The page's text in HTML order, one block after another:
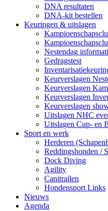
DNA resultaten
DNA-kit bestellen
Keuringen & uitslagen
Nestendag
Gedragstest
Keurverslagen
Keurverslagen
Keurverslagen
Keurverslagen
Uitslagen NHC
Uitslagen Cup- en
Sport en werk
Herderen
Reddingshonden /
Dock Diving
Agility
Canitrailen
Hondensport Links
Nieuws
Agenda